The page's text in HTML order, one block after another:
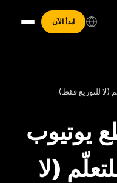
ابدأ الآن
(لا للتوزيع فقط)
يوتيوب
(لا